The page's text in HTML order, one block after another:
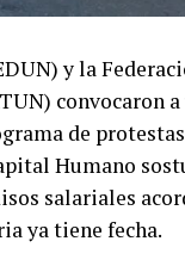
sacerdote, el
alcanzar una
La primera misa
de
cuestiones
las expectativas.
y la
convocaron
de
Humano
salariales
ya tiene fecha.